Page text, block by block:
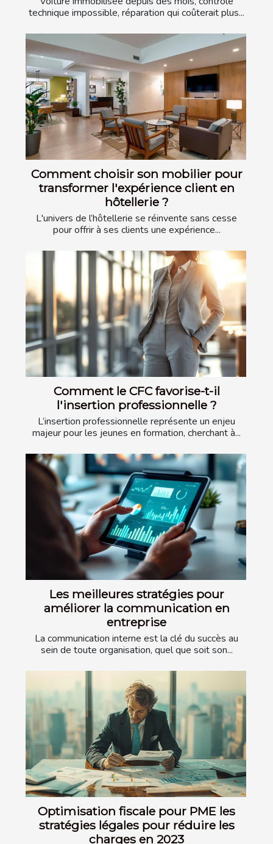
technique impossible, réparation qui coûterait plus...
Comment choisir son mobilier pour
transformer l'expérience client en
hôtellerie ?
L'univers de l’hôtellerie se réinvente sans cesse
pour offrir à ses clients une expérience...
Comment le CFC favorise-t-il
l'insertion professionnelle ?
L’insertion professionnelle représente un enjeu
majeur pour les jeunes en formation, cherchant à...
Les meilleures stratégies pour
améliorer la communication en
entreprise
La communication interne est la clé du succès au
sein de toute organisation, quel que soit son...
Optimisation fiscale pour PME les
stratégies légales pour réduire les
charges en 2023